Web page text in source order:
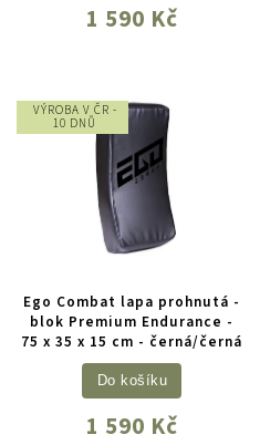
1 590 Kč
VÝROBA V ČR -
10 DNŮ
Ego Combat lapa prohnutá -
blok Premium Endurance -
75 x 35 x 15 cm - černá/černá
1 590 Kč
Do košíku